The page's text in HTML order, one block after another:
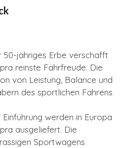
50-jähriges Erbe verschafft
reinste Fahrfreude. Die
von Leistung, Balance und
des sportlichen Fahrens
werden in Europa
ausgeliefert. Die
Sportwagens